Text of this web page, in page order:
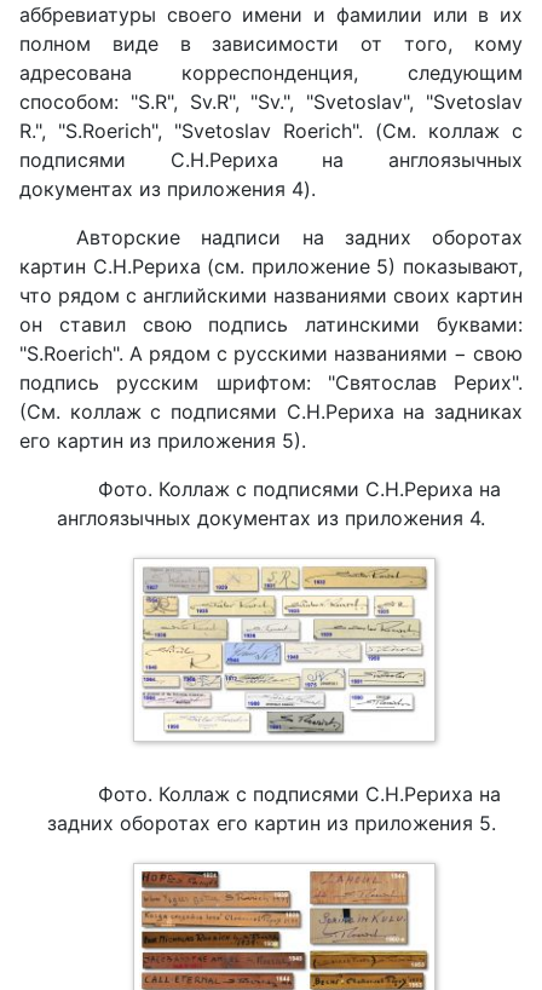
аббревиатуры своего имени и фамилии или в их
полном виде в зависимости от того, кому
адресована корреспонденция, следующим
способом: "S.R", Sv.R", "Sv.", "Svetoslav", "Svetoslav
R.", "S.Roerich", "Svetoslav Roerich". (См. коллаж с
подписями С.Н.Рериха на англоязычных
документах из приложения 4).
Авторские надписи на задних оборотах
картин С.Н.Рериха (см. приложение 5) показывают,
что рядом с английскими названиями своих картин
он ставил свою подпись латинскими буквами:
"S.Roerich". А рядом с русскими названиями − свою
подпись русским шрифтом: "Святослав Рерих".
(См. коллаж с подписями С.Н.Рериха на задниках
его картин из приложения 5).
Фото. Коллаж с подписями С.Н.Рериха на
англоязычных документах из приложения 4.
Фото. Коллаж с подписями С.Н.Рериха на
задних оборотах его картин из приложения 5.